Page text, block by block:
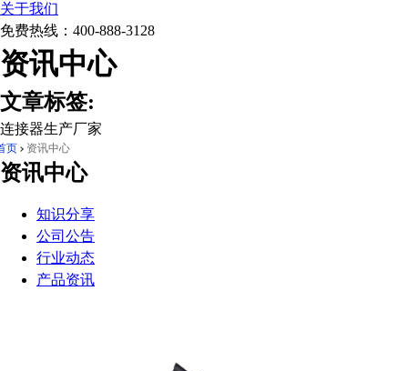
关于我们
免费热线： 400-888-3128
资讯中心
文章标签:
连接器生产厂家
页 资讯中心
资讯中心
知识分享
公司公告
行业动态
产品资讯